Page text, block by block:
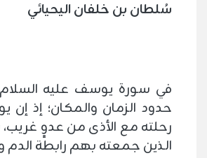
سُلطان بن خلفان اليحيائي
في سورة يوسف عليه
حدود الزمان والمكان؛ إذ إن
رحلته مع الأذى من عدوٍ
الذين جمعته بهم رابطة الدم